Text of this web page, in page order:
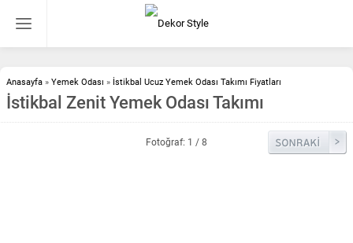
Anasayfa » Yemek Odası » İstikbal Ucuz Yemek Odası Takımı Fiyatları
İstikbal Zenit Yemek Odası Takımı
Fotoğraf: 1 / 8